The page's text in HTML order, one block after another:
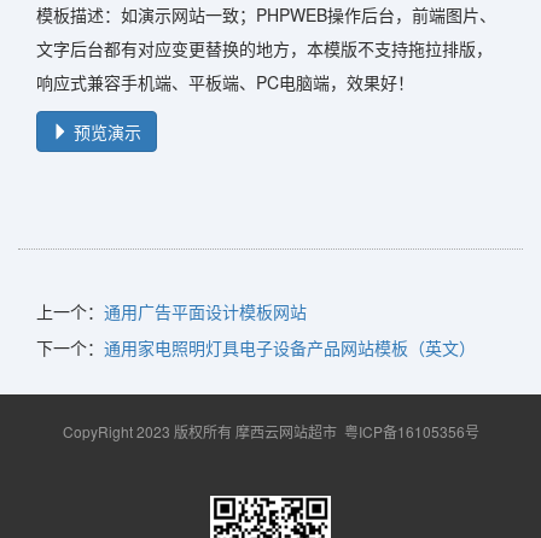
模板描述：如演示网站一致；PHPWEB操作后台，前端图片、
文字后台都有对应变更替换的地方，本模版不支持拖拉排版，
响应式兼容手机端、平板端、PC电脑端，效果好！
预览演示
上一个： 通用广告平面设计模板网站
下一个： 通用家电照明灯具电子设备产品网站模板（英文）
CopyRight 2023 版权所有 摩西云网站超市 粤ICP备16105356号